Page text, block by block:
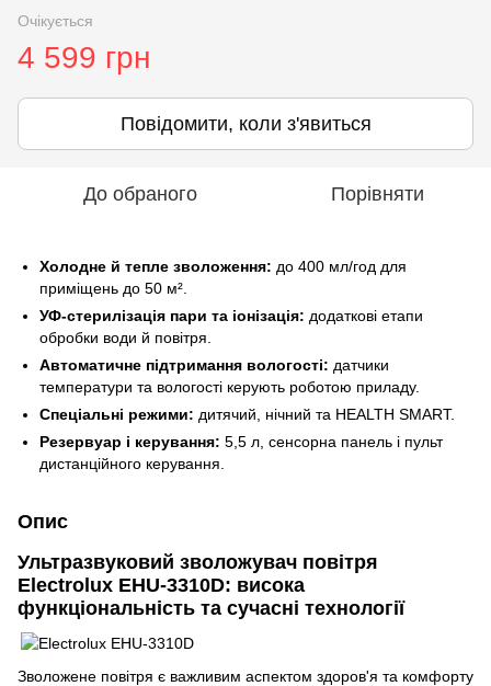
Очікується
4 599 грн
Повідомити, коли з'явиться
До обраного Порівняти
Холодне й тепле зволоження: до 400 мл/год для
приміщень до 50 м².
УФ-стерилізація пари та іонізація: додаткові етапи
обробки води й повітря.
Автоматичне підтримання вологості: датчики
температури та вологості керують роботою приладу.
Спеціальні режими: дитячий, нічний та HEALTH SMART.
Резервуар і керування: 5,5 л, сенсорна панель і пульт
дистанційного керування.
Опис
Ультразвуковий зволожувач повітря
Electrolux EHU-3310D: висока
функціональність та сучасні технології
Зволожене повітря є важливим аспектом здоров'я та комфорту